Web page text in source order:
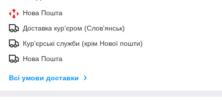
Нова Пошта
Доставка кур'єром (Слов'янськ)
Кур'єрські служби (крім Нової пошти)
Нова Пошта
Всі умови доставки